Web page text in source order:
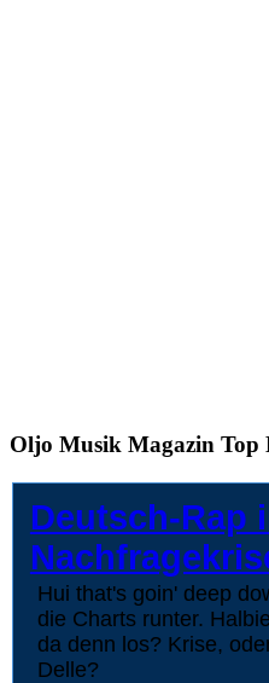
Oljo Musik Magazin Top
Deutsch-Rap
Hui that's goin' deep
die Charts runter.
da denn los? Krise,
Delle?